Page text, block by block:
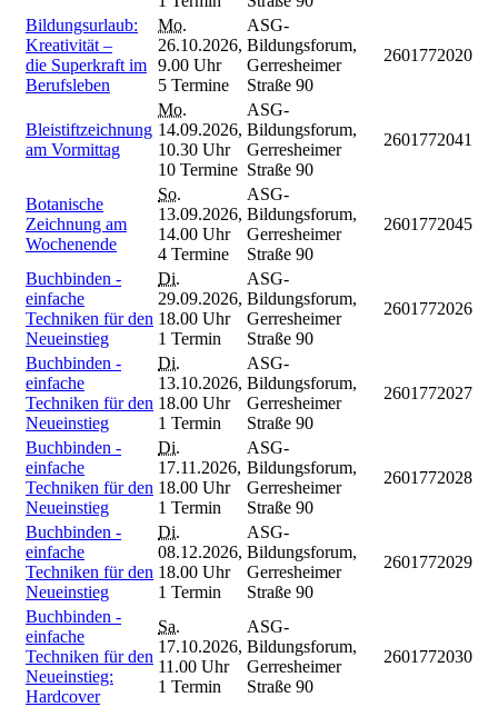
Bildungsurlaub:
Kreativität –
die Superkraft im
Berufsleben
Mo.
26.10.2026,
9.00 Uhr
5 Termine
ASG-
Bildungsforum,
Gerresheimer
Straße 90
2601772020
Bleistiftzeichnung
am Vormittag
Mo.
14.09.2026,
10.30 Uhr
10 Termine
ASG-
Bildungsforum,
Gerresheimer
Straße 90
2601772041
Botanische
Zeichnung am
Wochenende
So.
13.09.2026,
14.00 Uhr
4 Termine
ASG-
Bildungsforum,
Gerresheimer
Straße 90
2601772045
Buchbinden -
einfache
Techniken für den
Neueinstieg
Di.
29.09.2026,
18.00 Uhr
1 Termin
ASG-
Bildungsforum,
Gerresheimer
Straße 90
2601772026
Buchbinden -
einfache
Techniken für den
Neueinstieg
Di.
13.10.2026,
18.00 Uhr
1 Termin
ASG-
Bildungsforum,
Gerresheimer
Straße 90
2601772027
Buchbinden -
einfache
Techniken für den
Neueinstieg
Di.
17.11.2026,
18.00 Uhr
1 Termin
ASG-
Bildungsforum,
Gerresheimer
Straße 90
2601772028
Buchbinden -
einfache
Techniken für den
Neueinstieg
Di.
08.12.2026,
18.00 Uhr
1 Termin
ASG-
Bildungsforum,
Gerresheimer
Straße 90
2601772029
Buchbinden -
einfache
Techniken für den
Neueinstieg:
Hardcover
Sa.
17.10.2026,
11.00 Uhr
1 Termin
ASG-
Bildungsforum,
Gerresheimer
Straße 90
2601772030